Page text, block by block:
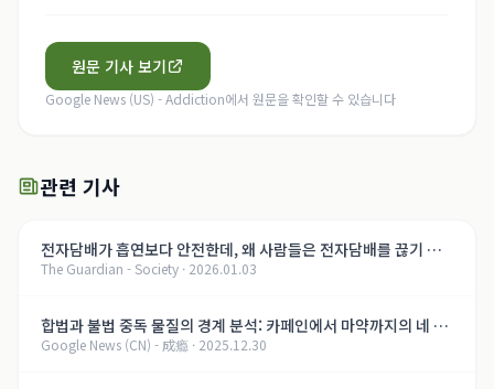
원문 기사 보기
Google News (US) - Addiction에서 원문을 확인할 수 있습니다
관련 기사
전자담배가 흡연보다 안전한데, 왜 사람들은 전자담배를 끊기 힘
들까?
The Guardian - Society · 2026.01.03
합법과 불법 중독 물질의 경계 분석: 카페인에서 마약까지의 네 가
지 차원 비교
Google News (CN) - 成瘾 · 2025.12.30